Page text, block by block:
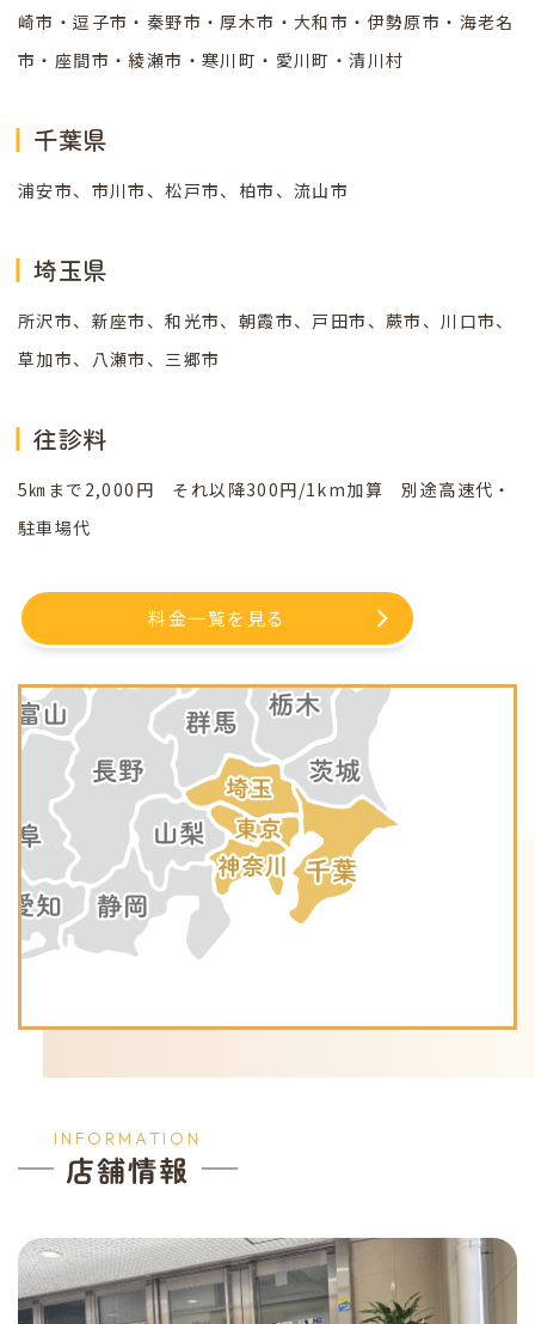
崎市・逗子市・秦野市・厚木市・大和市・伊勢原市・海老名
市・座間市・綾瀬市・寒川町・愛川町・清川村
千葉県
浦安市、市川市、松戸市、柏市、流山市
埼玉県
所沢市、新座市、和光市、朝霞市、戸田市、蕨市、川口市、
草加市、八瀬市、三郷市
往診料
5㎞まで2,000円 それ以降300円/1km加算 別途高速代・
駐車場代
料金一覧を見る
INFORMATION
店舗情報